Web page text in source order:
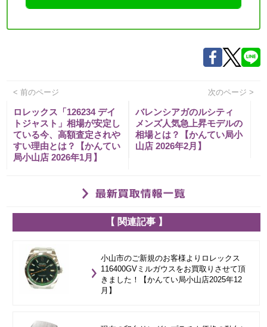
< 前のページ 次のページ >
ロレックス「126234 デイ
トジャスト」相場が安定し
ている今、高額査定されや
すい理由とは？【かんてい
局小山店 2026年1月】
バレンシアガのルシティ
メンズ人気急上昇モデルの
相場とは？【かんてい局小
山店 2026年2月】
【 関連記事 】
小山市のご新規のお客様よりロレックス
116400GVミルガウスをお買取りさせて頂
きました！【かんてい局小山店2025年12
月】